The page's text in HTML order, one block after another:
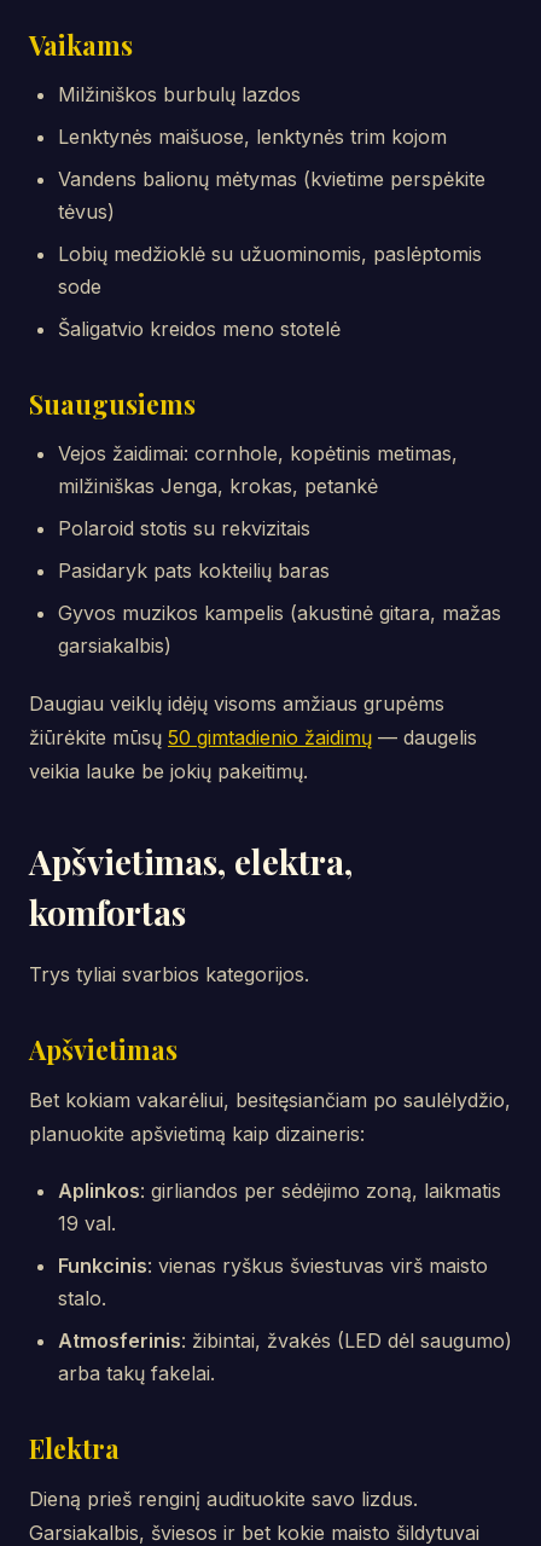
Vaikams
Milžiniškos burbulų lazdos
Lenktynės maišuose, lenktynės trim kojom
Vandens balionų mėtymas (kvietime perspėkite
tėvus)
Lobių medžioklė su užuominomis, paslėptomis
sode
Šaligatvio kreidos meno stotelė
Suaugusiems
Vejos žaidimai: cornhole, kopėtinis metimas,
milžiniškas Jenga, krokas, petankė
Polaroid stotis su rekvizitais
Pasidaryk pats kokteilių baras
Gyvos muzikos kampelis (akustinė gitara, mažas
garsiakalbis)
Daugiau veiklų idėjų visoms amžiaus grupėms
žiūrėkite mūsų 50 gimtadienio žaidimų — daugelis
veikia lauke be jokių pakeitimų.
Apšvietimas, elektra,
komfortas
Trys tyliai svarbios kategorijos.
Apšvietimas
Bet kokiam vakarėliui, besitęsiančiam po saulėlydžio,
planuokite apšvietimą kaip dizaineris:
Aplinkos: girliandos per sėdėjimo zoną, laikmatis
19 val.
Funkcinis: vienas ryškus šviestuvas virš maisto
stalo.
Atmosferinis: žibintai, žvakės (LED dėl saugumo)
arba takų fakelai.
Elektra
Dieną prieš renginį audituokite savo lizdus.
Garsiakalbis, šviesos ir bet kokie maisto šildytuvai